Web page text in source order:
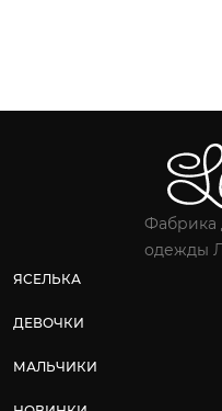
Фабрика
одежды
ЯСЕЛЬКА
ДЕВОЧКИ
МАЛЬЧИКИ